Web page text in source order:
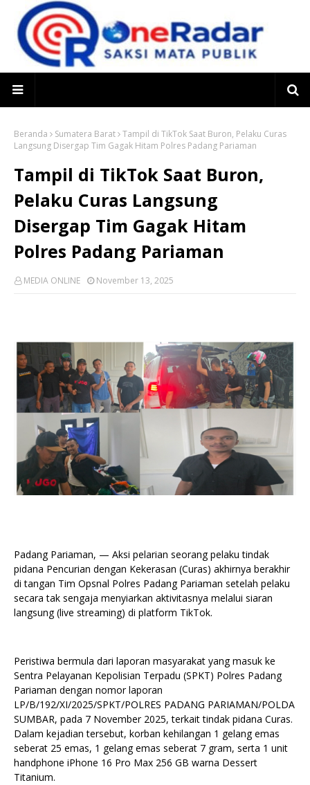
Beranda Sumatera Barat Tampil di TikTok Saat Buron, Pelaku Curas
Langsung Disergap Tim Gagak Hitam Polres Padang Pariaman
Tampil di TikTok Saat Buron,
Pelaku Curas Langsung
Disergap Tim Gagak Hitam
Polres Padang Pariaman
MEDIA ONLINE November 13, 2025
Padang Pariaman, — Aksi pelarian seorang pelaku tindak
pidana Pencurian dengan Kekerasan (Curas) akhirnya berakhir
di tangan Tim Opsnal Polres Padang Pariaman setelah pelaku
secara tak sengaja menyiarkan aktivitasnya melalui siaran
langsung (live streaming) di platform TikTok.
Peristiwa bermula dari laporan masyarakat yang masuk ke
Sentra Pelayanan Kepolisian Terpadu (SPKT) Polres Padang
Pariaman dengan nomor laporan
LP/B/192/XI/2025/SPKT/POLRES PADANG PARIAMAN/POLDA
SUMBAR, pada 7 November 2025, terkait tindak pidana Curas.
Dalam kejadian tersebut, korban kehilangan 1 gelang emas
seberat 25 emas, 1 gelang emas seberat 7 gram, serta 1 unit
handphone iPhone 16 Pro Max 256 GB warna Dessert
Titanium.